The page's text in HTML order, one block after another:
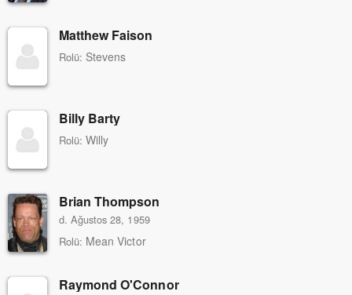
Matthew Faison
Rolü: Stevens
Billy Barty
Rolü: Willy
Brian Thompson
d. Ağustos 28, 1959
Rolü: Mean Victor
Raymond O'Connor